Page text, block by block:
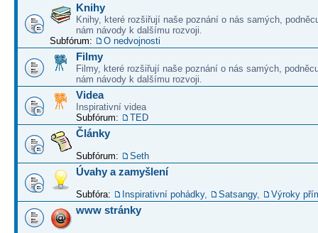
Knihy
Knihy, které rozšiřují naše poznání o nás samých,
nám návody k dalšímu rozvoji.
Subfórum:
O nedvojnosti
Filmy
Filmy, které rozšiřují naše poznání o nás samých,
nám návody k dalšímu rozvoji.
Videa
Inspirativní videa
Subfórum:
TED
Články
Subfórum: Seth
Úvahy a zamyšlení
Subfóra: Inspirativní pohádky, Satsangy, Výroky
www stránky